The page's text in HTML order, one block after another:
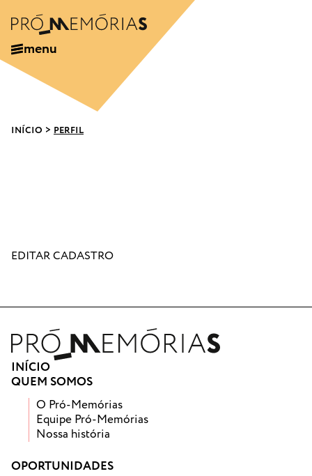
menu
INÍCIO > PERFIL
EDITAR CADASTRO
INÍCIO
QUEM SOMOS
O Pró-Memórias
Equipe Pró-Memórias
Nossa história
OPORTUNIDADES